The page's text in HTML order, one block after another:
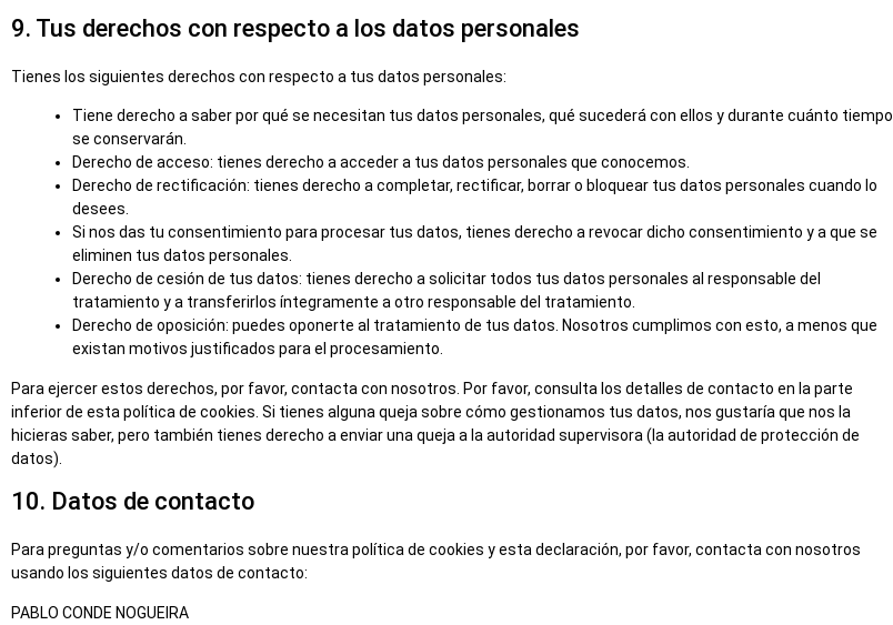
9. Tus derechos con respecto a los datos personales
Tienes los siguientes derechos con respecto a tus datos personales:
Tiene derecho a saber por qué se necesitan tus datos personales, qué sucederá con ellos y durante cuánto tiempo
se conservarán.
Derecho de acceso: tienes derecho a acceder a tus datos personales que conocemos.
Derecho de rectificación: tienes derecho a completar, rectificar, borrar o bloquear tus datos personales cuando lo
desees.
Si nos das tu consentimiento para procesar tus datos, tienes derecho a revocar dicho consentimiento y a que se
eliminen tus datos personales.
Derecho de cesión de tus datos: tienes derecho a solicitar todos tus datos personales al responsable del
tratamiento y a transferirlos íntegramente a otro responsable del tratamiento.
Derecho de oposición: puedes oponerte al tratamiento de tus datos. Nosotros cumplimos con esto, a menos que
existan motivos justificados para el procesamiento.
Para ejercer estos derechos, por favor, contacta con nosotros. Por favor, consulta los detalles de contacto en la parte
inferior de esta política de cookies. Si tienes alguna queja sobre cómo gestionamos tus datos, nos gustaría que nos la
hicieras saber, pero también tienes derecho a enviar una queja a la autoridad supervisora (la autoridad de protección de
datos).
10. Datos de contacto
Para preguntas y/o comentarios sobre nuestra política de cookies y esta declaración, por favor, contacta con nosotros
usando los siguientes datos de contacto:
PABLO CONDE NOGUEIRA